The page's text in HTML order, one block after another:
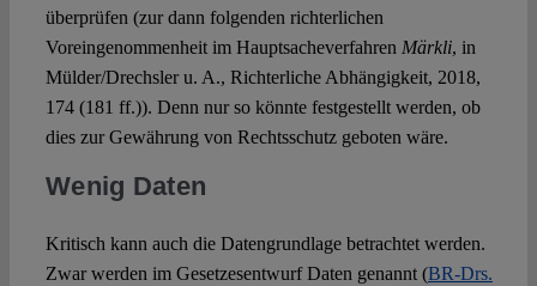
überprüfen (zur dann folgenden richterlichen
Voreingenommenheit im Hauptsacheverfahren Märkli, in
Mülder/Drechsler u. A., Richterliche Abhängigkeit, 2018,
174 (181 ff.)). Denn nur so könnte festgestellt werden, ob
dies zur Gewährung von Rechtsschutz geboten wäre.
Wenig Daten
Kritisch kann auch die Datengrundlage betrachtet werden.
Zwar werden im Gesetzesentwurf Daten genannt (BR-Drs.